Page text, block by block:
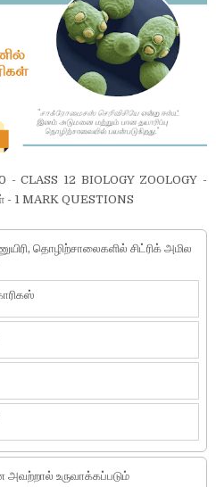
CLASS 12 BIOLOGY ZOOLOGY -
- 1 MARK QUESTIONS
தொழிற்சாலைகளில் சிட்ரிக் அமில
உருவாக்கப்படும்